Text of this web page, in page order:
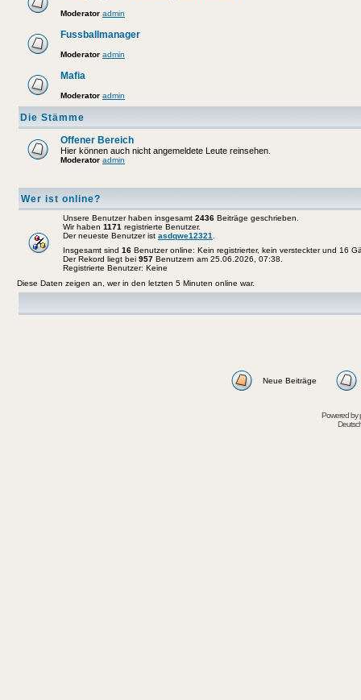
Moderator admin
Fussballmanager
Moderator admin
Mafia
Moderator admin
Die Stämme
Offener Bereich
Hier können auch nicht angemeldete Leute reinsehen.
Moderator admin
Wer ist online?
Unsere Benutzer haben insgesamt 2436 Beiträge geschrieben.
Wir haben 1171 registrierte Benutzer.
Der neueste Benutzer ist asdqwe12321
Insgesamt sind 16 Benutzer online: Kein registrierter, kein versteckter und 16
Der Rekord liegt bei 957 Benutzern am 25.06.2026, 07:38.
Registrierte Benutzer: Keine
Diese Daten zeigen an, wer in den letzten 5 Minuten online war.
Neue Beiträge
Powered by